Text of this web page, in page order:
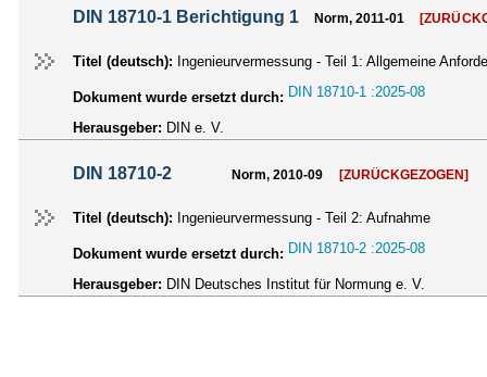
DIN 18710-1 Berichtigung 1 Norm, 2011-01
Titel (deutsch): Ingenieurvermessung - Teil 1: Allgemeine
Dokument wurde ersetzt durch: DIN 18710-1 :2025-08
Herausgeber: DIN e. V.
DIN 18710-2 Norm, 2010-09 [ZURÜCKGEZOGEN]
Titel (deutsch): Ingenieurvermessung - Teil 2: Aufnahme
Dokument wurde ersetzt durch: DIN 18710-2 :2025-08
Herausgeber: DIN Deutsches Institut für Normung e. V.